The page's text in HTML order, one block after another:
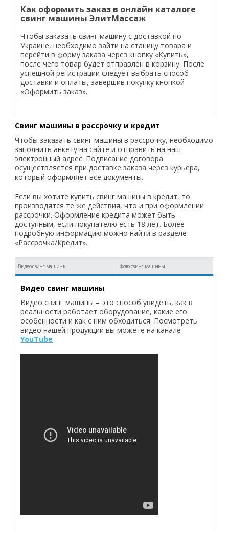
Как оформить заказ в онлайн каталоге
свинг машины ЭлитМассаж
Чтобы заказать свинг машину с доставкой по
Украине, необходимо зайти на станицу товара и
перейти в форму заказа через кнопку «Купить»,
после чего товар будет отправлен в корзину. После
успешной регистрации следует выбрать способ
доставки и оплаты, завершив покупку кнопкой
«Оформить заказ».
Свинг машины в рассрочку и кредит
Чтобы заказать свинг машины в рассрочку, необходимо
заполнить анкету на сайте и отправить на наш
электронный адрес. Подписание договора
осуществляется при доставке заказа через курьера,
который оформляет все документы.
Если вы хотите купить свинг машины в кредит, то
производятся те же действия, что и при оформлении
рассрочки. Оформление кредита может быть
доступным, если покупателю есть 18 лет. Более
подробную информацию можно найти в разделе
«Рассрочка/Кредит».
Видео свинг машины Фото свинг машины
Видео свинг машины
Видео свинг машины – это способ увидеть, как в
реальности работает оборудование, какие его
особенности и как с ним обходиться. Посмотреть
видео нашей продукции вы можете на канале
YouTube